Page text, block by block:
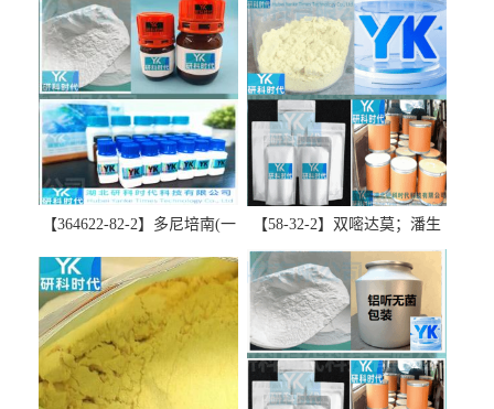
【364622-82-2】多尼培南(一
精品科研试剂-湖北研科时代
科技-“研”无止境;“科”学创
新！支持三方验证；支持定
制；检测图谱；MSDS等技术
支持！
【58-32-2】双嘧达莫；潘生
丁-精品科研试剂-湖北研科时
代科技-“研”无止境;“科”学创
新！支持三方验证；支持定
制；检测图谱；MSDS等技术
支持！